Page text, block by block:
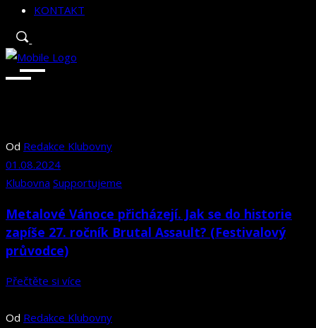
KONTAKT
Od Redakce Klubovny
01.08.2024
Klubovna Supportujeme
Metalové Vánoce přicházejí. Jak se do historie
zapíše 27. ročník Brutal Assault? (Festivalový
průvodce)
Přečtěte si více
Od Redakce Klubovny